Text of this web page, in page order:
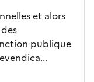
et alors
publique